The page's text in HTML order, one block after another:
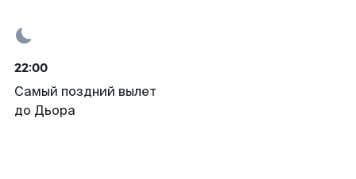
22:00
Самый поздний вылет
до Дьора